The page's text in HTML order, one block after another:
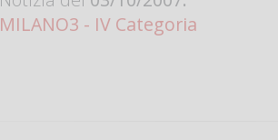
MILANO3 - IV Categoria